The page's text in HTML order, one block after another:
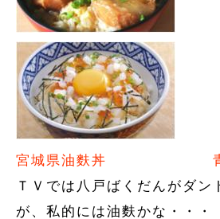
宮城県油麩丼
ＴＶでは八戸ばくだんがダン
が、私的には油麩かな・・・